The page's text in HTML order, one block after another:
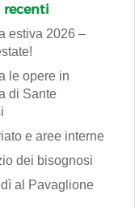
estiva 2026 –
le opere in
di Sante
e aree interne
dei bisognosi
al Pavaglione